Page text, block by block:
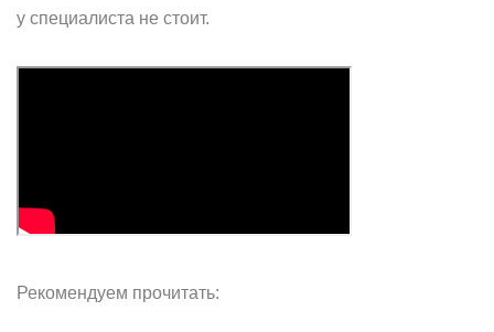
у специалиста не стоит.
Рекомендуем прочитать: